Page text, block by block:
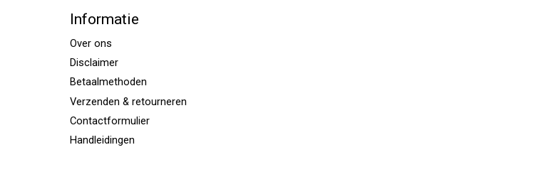
Informatie
Over ons
Disclaimer
Betaalmethoden
Verzenden & retourneren
Contactformulier
Handleidingen